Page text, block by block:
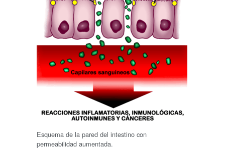
Esquema de la pared del intestino con
permeabilidad aumentada.